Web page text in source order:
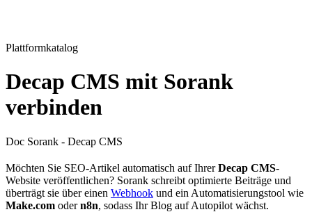
Plattformkatalog
Decap CMS mit Sorank
verbinden
Doc Sorank - Decap CMS
Möchten Sie SEO-Artikel automatisch auf IhrerDecap CMS-
Website veröffentlichen? Sorank schreibt optimierte Beiträge und
überträgt sie über einen Webhook und ein Automatisierungstool wie
Make.com odern8n, sodass Ihr Blog auf Autopilot wächst.